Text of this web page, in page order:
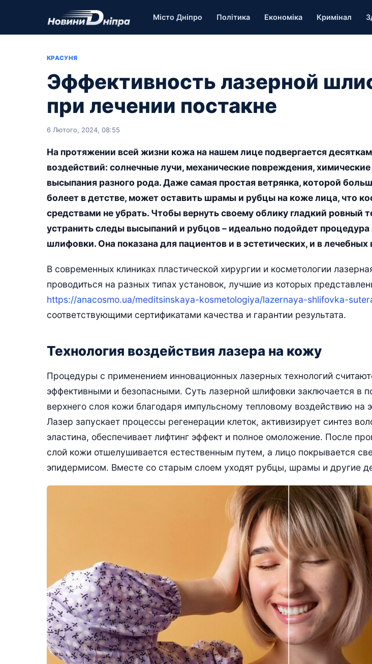
Місто Дніпро Політика Економіка Кримінал
КРАСУНЯ
Эффективность лазерной
при лечении постакне
6 Лютого, 2024, 08:55
На протяжении всей жизни кожа на нашем лице подвергается
воздействий: солнечные лучи, механические повреждения,
высыпания разного рода. Даже самая простая ветрянка, которой
болеет в детстве, может оставить шрамы и рубцы на коже лица, что
средствами не убрать. Чтобы вернуть своему облику гладкий ровный
устранить следы высыпаний и рубцов – идеально подойдет процедура
шлифовки. Она показана для пациентов и в эстетических, и в лечебных
В современных клиниках пластической хирургии и косметологии
проводиться на разных типах установок, лучшие из которых
https://anacosmo.ua/meditsinskaya-kosmetologiya/lazernaya-shlifovka-
соответствующими сертификатами качества и гарантии результата.
Технология воздействия лазера на кожу
Процедуры с применением инновационных лазерных технологий
эффективными и безопасными. Суть лазерной шлифовки заключается в
верхнего слоя кожи благодаря импульсному тепловому воздействию на
Лазер запускает процессы регенерации клеток, активизирует синтез
эластина, обеспечивает лифтинг эффект и полное омоложение. После
слой кожи отшелушивается естественным путем, а лицо покрывается
эпидермисом. Вместе со старым слоем уходят рубцы, шрамы и другие